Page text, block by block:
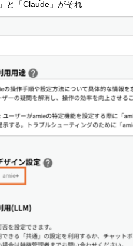
と「Claude」がそれ